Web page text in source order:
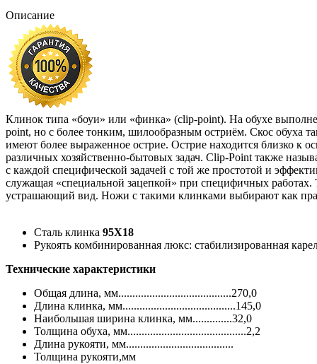
Описание
Клинок типа «боуи» или «финка» (clip-point). На обухе
point, но с более тонким, шилообразным остриём. Скос обуха
имеют более выраженное острие. Острие находится близко к
различных хозяйственно-бытовых задач. Clip-Point также
с каждой специфической задачей с той же простотой и
служащая «специальной зацепкой» при специфичных
устрашающий вид. Ножи с такими клинками выбирают как
Сталь клинка 95Х18
Рукоять комбинированная люкс: стабилизированная
Технические характеристики
Общая длина, мм........................................270,0
Длина клинка, мм........................................145,0
Наибольшая ширина клинка, мм..............32,0
Толщина обуха, мм..........................................2,2
Длина рукояти, мм......................................
Толщина рукояти,мм